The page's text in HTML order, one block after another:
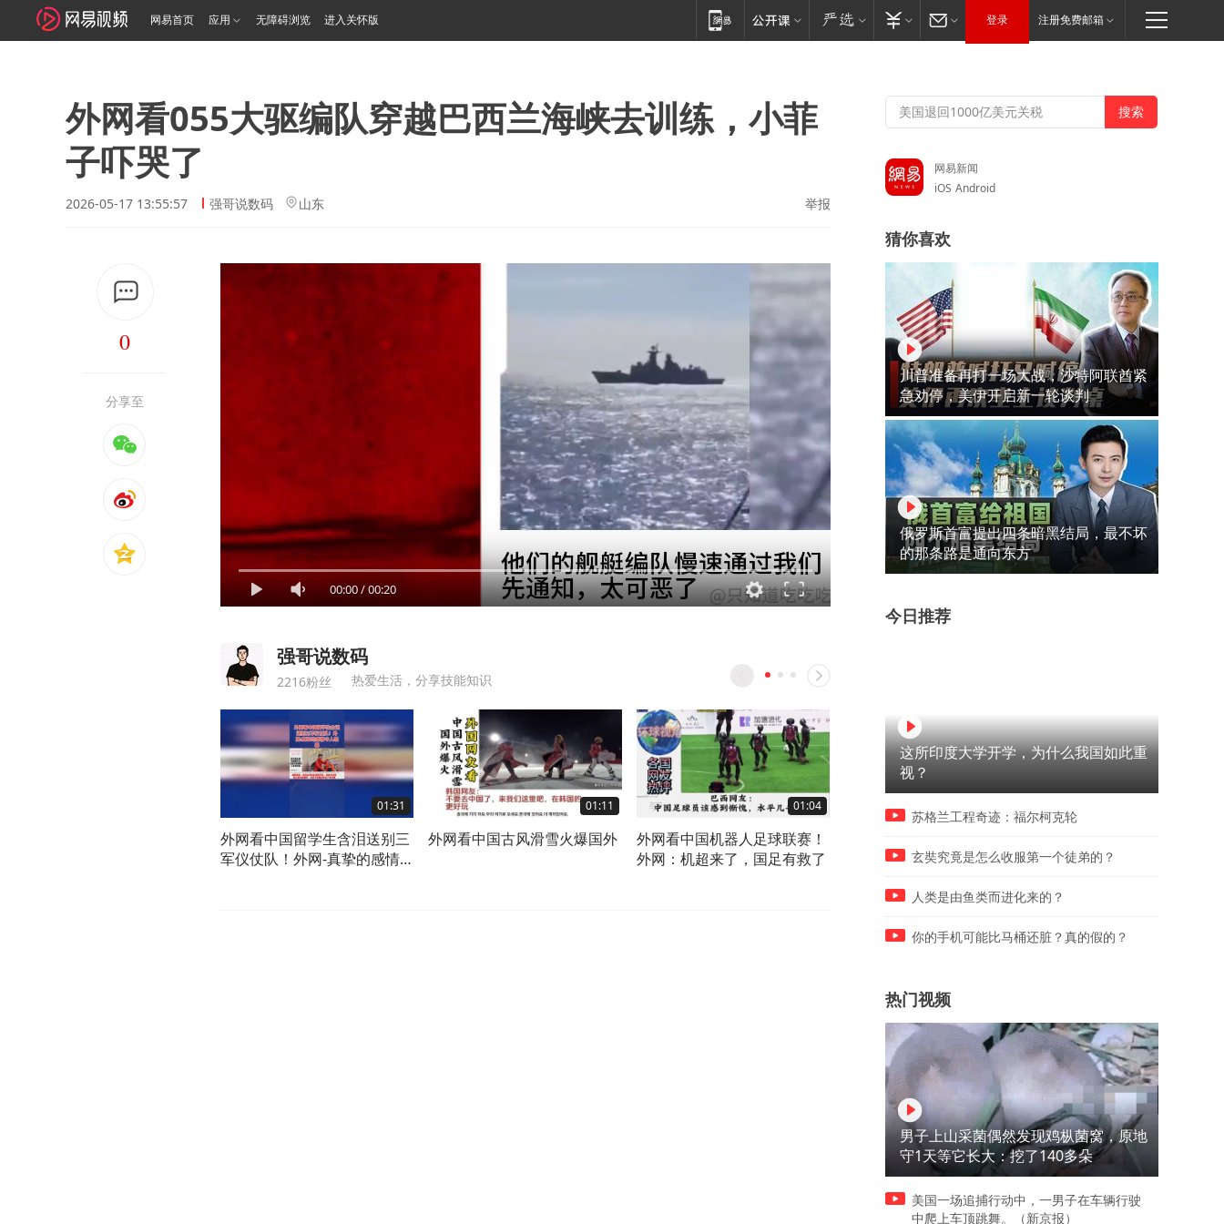
网易首页 应用 无障碍浏览 进入关怀版 登录 注册免费邮箱
外网看055大驱编队穿越巴西兰海峡去训练，小菲
子吓哭了
2026-05-17 13:55:57 强哥说数码 山东 举报
0
分享至
00:00/00:20
强哥说数码
2216粉丝 热爱生活，分享技能知识
01:31
外网看中国留学生含泪送别三
军仪仗队！外网-真挚的感情
01:11
外网看中国古风滑雪火爆国外
01:04
外网看中国机器人足球联赛！
外网：机超来了，国足有救了
足，外网热评：太有创意，真
中国这是在低调炫富吗？
网易新闻
iOS Android
猜你喜欢
川普准备再打一场大战，沙特阿联酋紧
急劝停，美伊开启新一轮谈判
俄罗斯首富提出四条暗黑结局，最不坏
的那条路是通向东方
今日推荐
这所印度大学开学，为什么我国如此重
视？
苏格兰工程奇迹：福尔柯克轮
玄奘究竟是怎么收服第一个徒弟的？
人类是由鱼类而进化来的？
你的手机可能比马桶还脏？真的假的？
热门视频
男子上山采菌偶然发现鸡枞菌窝，原地
守1天等它长大：挖了140多朵
美国一场追捕行动中，一男子在车辆行驶
中爬上车顶跳舞。（新京报）